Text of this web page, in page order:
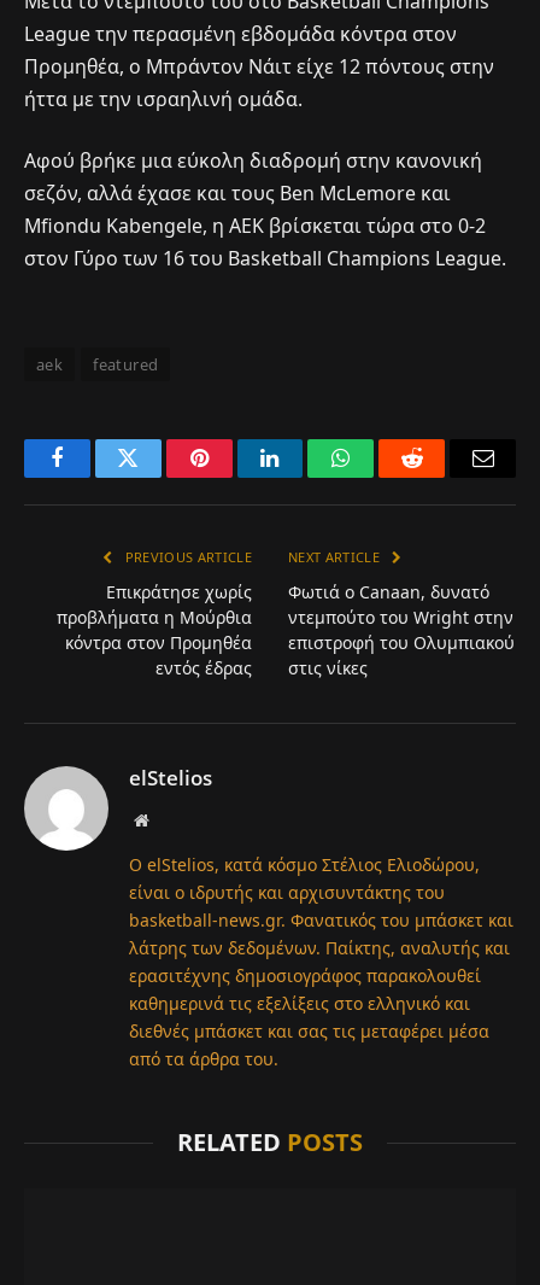
League την περασμένη εβδομάδα κόντρα στον
Προμηθέα, ο Μπράντον Νάιτ είχε 12 πόντους στην
ήττα με την ισραηλινή ομάδα.
Αφού βρήκε μια εύκολη διαδρομή στην κανονική
σεζόν, αλλά έχασε και τους Ben McLemore και
Mfiondu Kabengele, η ΑΕΚ βρίσκεται τώρα στο 0-2
στον Γύρο των 16 του Basketball Champions League.
aek featured
FacebookTwitter PinterestLinkedInWhatsAppReddit
PREVIOUS ARTICLE
Επικράτησε χωρίς
προβλήματα η Μούρθια
κόντρα στον Προμηθέα
εντός έδρας
NEXT ARTICLE
Φωτιά ο Canaan, δυνατό
ντεμπούτο του Wright στην
επιστροφή του Ολυμπιακού
στις νίκες
elStelios
Website
Ο elStelios, κατά κόσμο Στέλιος Ελιοδώρου,
είναι ο ιδρυτής και αρχισυντάκτης του
basketball-news.gr. Φανατικός του μπάσκετ και
λάτρης των δεδομένων. Παίκτης, αναλυτής και
ερασιτέχνης δημοσιογράφος παρακολουθεί
καθημερινά τις εξελίξεις στο ελληνικό και
διεθνές μπάσκετ και σας τις μεταφέρει μέσα
από τα άρθρα του.
RELATED POSTS